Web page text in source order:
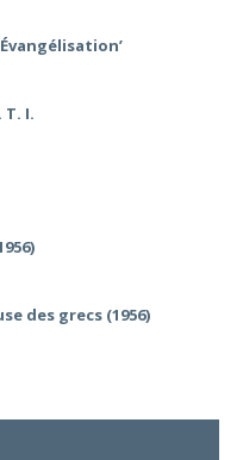
T. I.
des grecs (1956)